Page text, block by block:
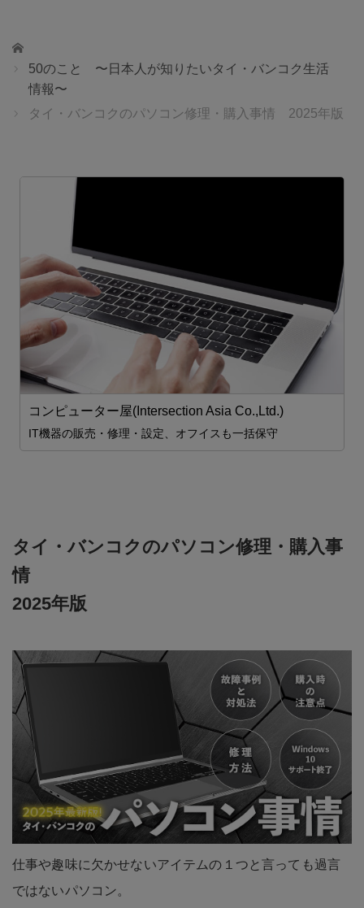
ホーム
50のこと 〜日本人が知りたいタイ・バンコク生活
情報〜
タイ・バンコクのパソコン修理・購入事情 2025年版
コンピューター屋(Intersection Asia Co.,Ltd.)
IT機器の販売・修理・設定、オフイスも一括保守
タイ・バンコクのパソコン修理・購入事
情
2025年版
仕事や趣味に欠かせないアイテムの１つと言っても過言
ではないパソコン。